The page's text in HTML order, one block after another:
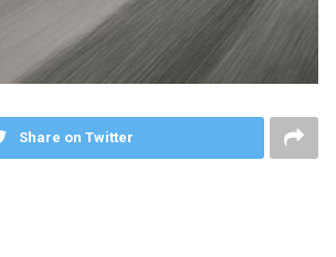
Share on Twitter